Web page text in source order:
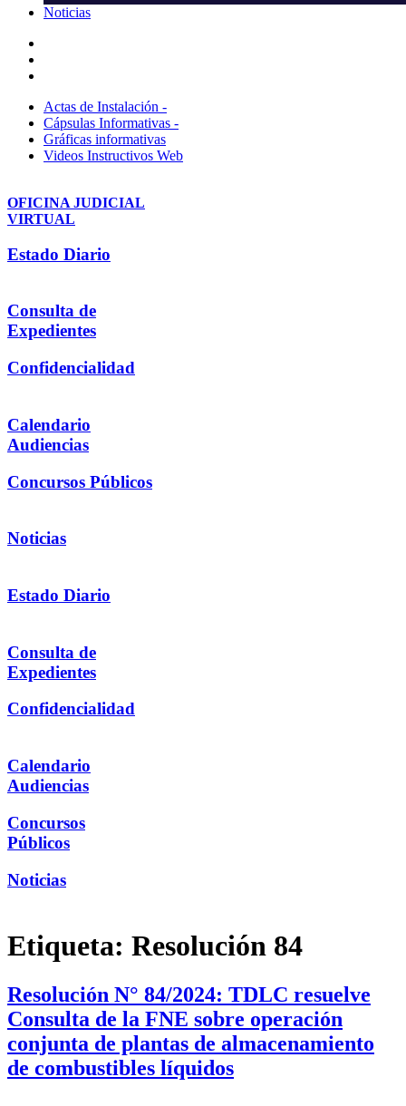
Noticias
Actas de Instalación -
Cápsulas Informativas -
Gráficas informativas
Videos Instructivos Web
OFICINA JUDICIAL
VIRTUAL
Estado Diario
Consulta de
Expedientes
Confidencialidad
Calendario
Audiencias
Concursos Públicos
Noticias
Estado Diario
Consulta de
Expedientes
Confidencialidad
Calendario
Audiencias
Concursos
Públicos
Noticias
Etiqueta: Resolución 84
Resolución N° 84/2024: TDLC resuelve
Consulta de la FNE sobre operación
conjunta de plantas de almacenamiento
de combustibles líquidos